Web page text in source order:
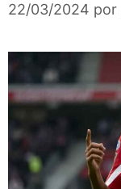
22/03/2024 por